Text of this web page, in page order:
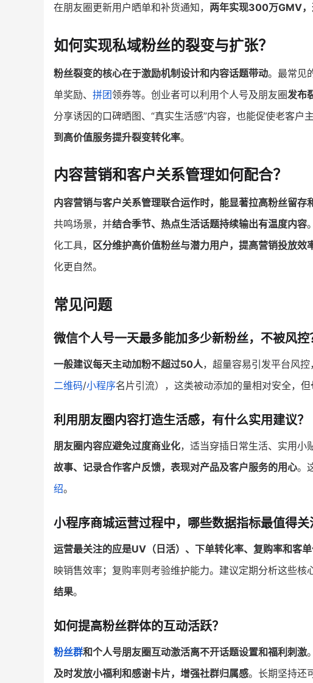
在朋友圈更新用户晒单和补货通知， 两年实现300万GMV，
如何实现私域粉丝的裂变与扩张？
粉丝裂变的核心在于激励机制设计和内容话题带动。最常见
单奖励、 拼团领券等。创业者可以利用个人号及朋友圈发布
分享诱因的口碑晒图、“真实生活感”内容，也能促使老客户
到高价值服务提升裂变转化率。
内容营销和客户关系管理如何配合？
内容营销与客户关系管理联合运作时，能显著拉高粉丝留存
共鸣场景，并结合季节、热点生活话题持续输出有温度内容
化工具，
区分维护高价值粉丝与潜力用户，提高营销投放效
化更自然。
常见问题
微信个人号一天最多能加多少新粉丝，不被风控
一般建议每天主动加粉不超过50人，超量容易引发平台风
二维码/小程序名片引流），这类被动添加的量相对安全，但
利用朋友圈内容打造生活感，有什么实用建议？
朋友圈内容应避免过度商业化，适当穿插日常生活、实用小
故事、记录合作客户反馈，表现对产品及客户服务的用心。
绍。
小程序商城运营过程中，哪些数据指标最值得关
运营最关注的应是UV（日活）、下单转化率、复购率和客
映销售效率；复购率则考验维护能力。建议定期分析这些核
结果。
如何提高粉丝群体的互动活跃？
粉丝群和个人号朋友圈互动激活离不开话题设置和福利刺激
及时发放小福利和感谢卡片，增强社群归属感。长期坚持还